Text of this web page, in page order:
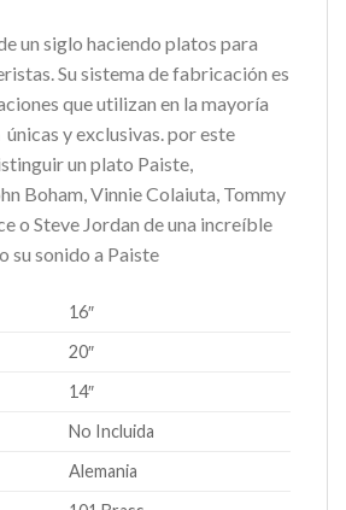
un siglo haciendo platos para
Su sistema de fabricación es
que utilizan en la mayoría
únicas y exclusivas. por este
un plato Paiste,
Boham, Vinnie Colaiuta, Tommy
o Steve Jordan de una increíble
su sonido a Paiste
16″
20″
14″
No Incluida
Alemania